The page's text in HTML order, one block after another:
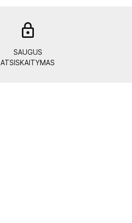
SAUGUS
ATSISKAITYMAS